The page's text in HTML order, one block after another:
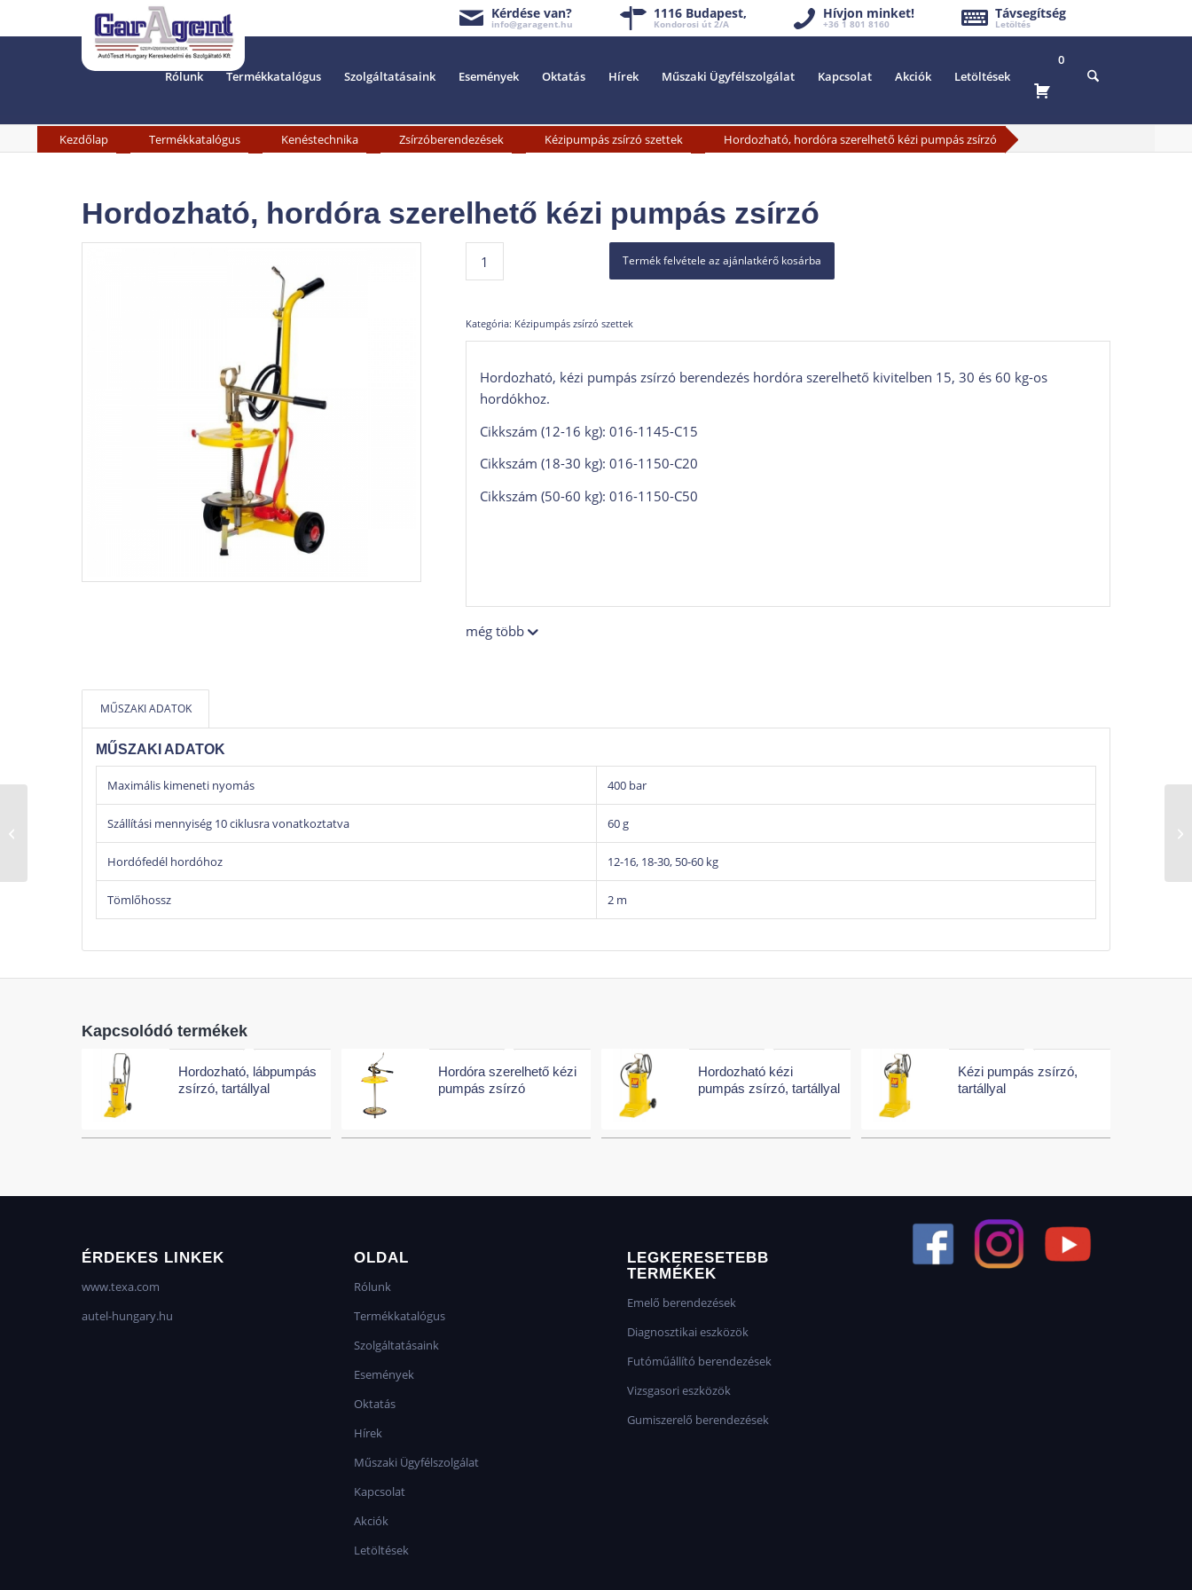
Kérdése van?
info@garagent.hu
1116 Budapest,
Kondorosi út 2/A
Hívjon minket!
+36 1 801 8160
Távsegítség
Letöltés
Rólunk Termékkatalógus Szolgáltatásaink Események Oktatás Hírek Műszaki Ügyfélszolgálat Kapcsolat Akciók Letöltések
0
Kezdőlap Termékkatalógus Kenéstechnika Zsírzóberendezések Kézipumpás zsírzó szettek Hordozható, hordóra szerelhető kézi pumpás zsírzó
Hordozható, hordóra szerelhető kézi pumpás zsírzó
Termék felvétele az ajánlatkérő kosárba
Kategória: Kézipumpás zsírzó szettek
Hordozható, kézi pumpás zsírzó berendezés hordóra szerelhető kivitelben 15, 30 és 60 kg-os
hordókhoz.
Cikkszám (12-16 kg): 016-1145-C15
Cikkszám (18-30 kg): 016-1150-C20
Cikkszám (50-60 kg): 016-1150-C50
még több
MŰSZAKI ADATOK
MŰSZAKI ADATOK
Maximális kimeneti nyomás 400 bar
Szállítási mennyiség 10 ciklusra vonatkoztatva 60 g
Hordófedél hordóhoz 12-16, 18-30, 50-60 kg
Tömlőhossz 2 m
Kapcsolódó termékek
Hordozható, lábpumpás
zsírzó, tartállyal
Hordóra szerelhető kézi
pumpás zsírzó
Hordozható kézi
pumpás zsírzó, tartállyal
Kézi pumpás zsírzó,
tartállyal
ÉRDEKES LINKEK
www.texa.com
autel-hungary.hu
OLDAL
Rólunk
Termékkatalógus
Szolgáltatásaink
Események
Oktatás
Hírek
Műszaki Ügyfélszolgálat
Kapcsolat
Akciók
Letöltések
LEGKERESETEBB
TERMÉKEK
Emelő berendezések
Diagnosztikai eszközök
Futóműállító berendezések
Vizsgasori eszközök
Gumiszerelő berendezések
Hordóra szerelhető
kézi pumpás zsírzó